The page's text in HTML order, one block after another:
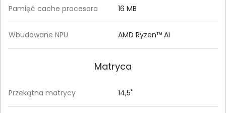
Pamięć cache procesora 16 MB
Wbudowane NPU AMD Ryzen™ AI
Matryca
Przekątna matrycy 14,5''